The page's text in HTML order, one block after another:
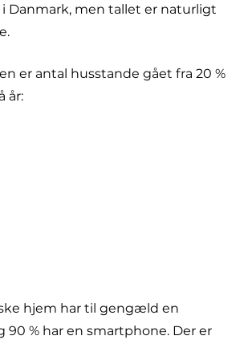
Danmark, men tallet er naturligt
er antal husstande gået fra 20 %
år:
hjem har til gengæld en
90 % har en smartphone. Der er